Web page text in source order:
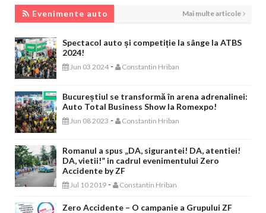
Evenimente auto Mai multe articole
Spectacol auto și competiție la sânge la ATBS
2024!
Jun 03 2024 - Constantin Hriban
Bucureștiul se transformă în arena adrenalinei:
Auto Total Business Show la Romexpo!
Jun 08 2023 - Constantin Hriban
Romanul a spus „DA, sigurantei! DA, atentiei!
DA, vietii!” in cadrul evenimentului Zero
Accidente by ZF
Jul 10 2019 - Constantin Hriban
Zero Accidente – O campanie a Grupului ZF